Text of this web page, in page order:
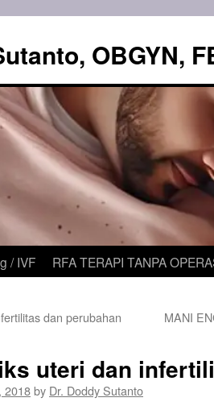
OBGYN,
/ IVF RFA TERAPI TANPA
dan perubahan
MANI
uteri dan
2018by Dr. Doddy Sutanto